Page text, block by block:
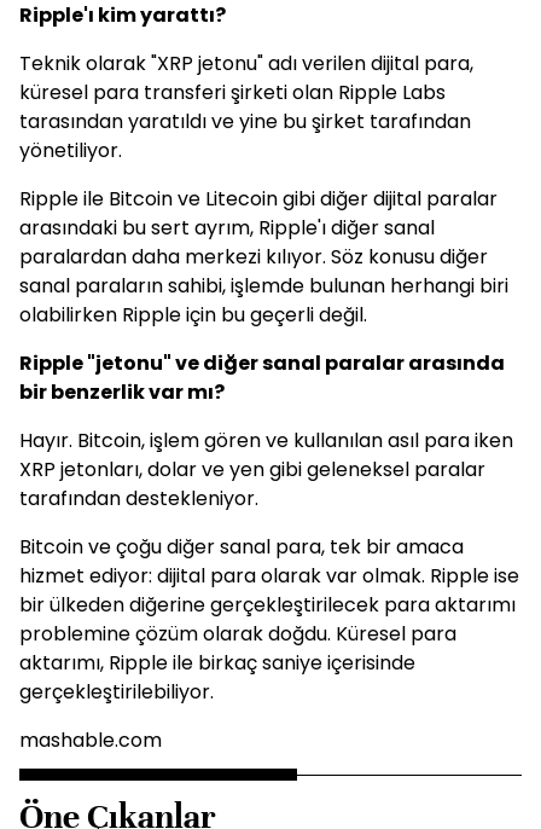
Ripple'ı kim yarattı?
Teknik olarak "XRP jetonu" adı verilen dijital para,
küresel para transferi şirketi olan Ripple Labs
tarasından yaratıldı ve yine bu şirket tarafından
yönetiliyor.
Ripple ile Bitcoin ve Litecoin gibi diğer dijital paralar
arasındaki bu sert ayrım, Ripple'ı diğer sanal
paralardan daha merkezi kılıyor. Söz konusu diğer
sanal paraların sahibi, işlemde bulunan herhangi biri
olabilirken Ripple için bu geçerli değil.
Ripple "jetonu" ve diğer sanal paralar arasında
bir benzerlik var mı?
Hayır. Bitcoin, işlem gören ve kullanılan asıl para iken
XRP jetonları, dolar ve yen gibi geleneksel paralar
tarafından destekleniyor.
Bitcoin ve çoğu diğer sanal para, tek bir amaca
hizmet ediyor: dijital para olarak var olmak. Ripple ise
bir ülkeden diğerine gerçekleştirilecek para aktarımı
problemine çözüm olarak doğdu. Küresel para
aktarımı, Ripple ile birkaç saniye içerisinde
gerçekleştirilebiliyor.
mashable.com
Öne Çıkanlar